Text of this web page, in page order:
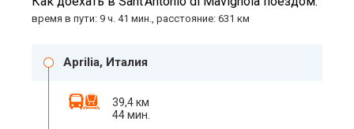
время в пути: 9 ч. 41 мин., расстояние: 631 км
Aprilia, Италия
39,4 км
44 мин.